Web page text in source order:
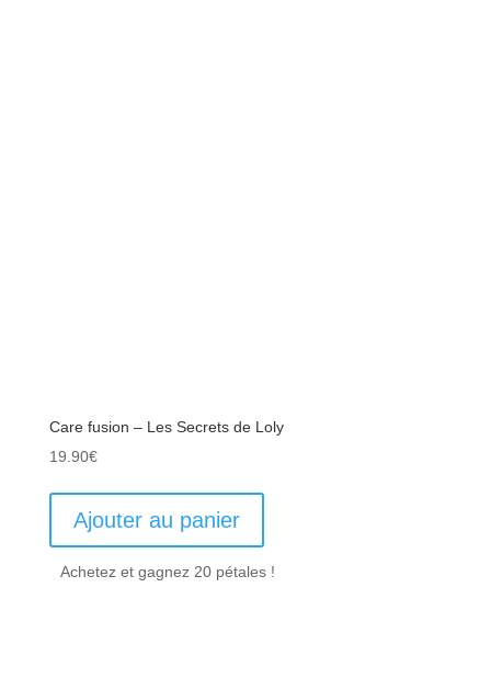
Care fusion – Les Secrets de Loly
19.90€
Ajouter au panier
Achetez et gagnez 20 pétales !